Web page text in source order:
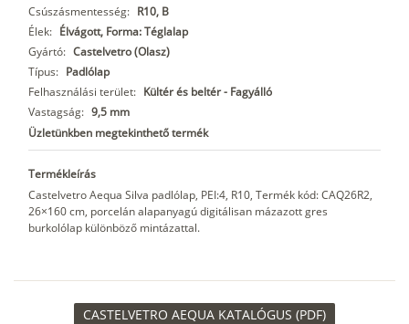
Csúszásmentesség: R10, B
Élek: Élvágott, Forma: Téglalap
Gyártó: Castelvetro (Olasz)
Típus: Padlólap
Felhasználási terület: Kültér és beltér - Fagyálló
Vastagság: 9,5 mm
Üzletünkben megtekinthető termék
Termékleírás
Castelvetro Aequa Silva padlólap, PEI:4, R10, Termék kód: CAQ26R2,
26×160 cm, porcelán alapanyagú digitálisan mázazott gres
burkolólap különböző mintázattal.
CASTELVETRO AEQUA KATALÓGUS (PDF)